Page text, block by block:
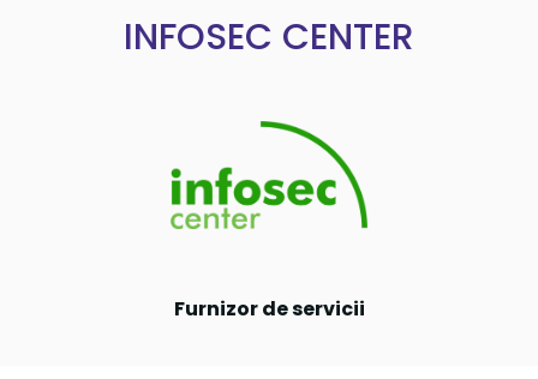
INFOSEC CENTER
Furnizor de servicii